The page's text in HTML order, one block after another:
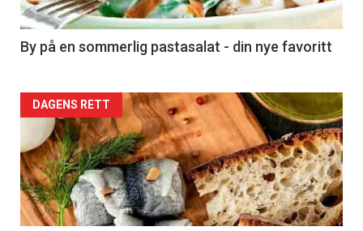
-
5
By på en sommerlig pastasalat - din nye favoritt
Forsiden
akkurat
nå
-
DAGENS RETT